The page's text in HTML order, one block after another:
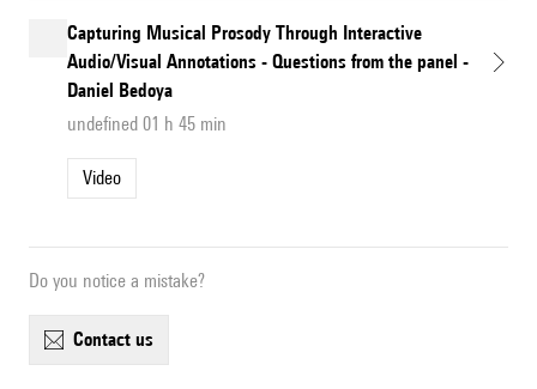
Capturing Musical Prosody Through Interactive
Audio/Visual Annotations - Questions from the panel -
Daniel Bedoya
undefined 01 h 45 min
Video
Do you notice a mistake?
contact us